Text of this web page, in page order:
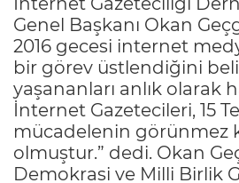
Genel Başkanı Okan
2016 gecesi internet
bir görev üstlendiğini
yaşananları anlık olarak
İnternet Gazetecileri, 15
mücadelenin görünmez
olmuştur.” dedi. Okan
Demokrasi ve Milli Birlik